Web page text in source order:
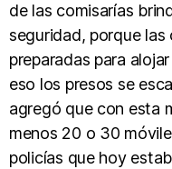
de las comisarías
seguridad, porque las
preparadas para
eso los presos se
agregó que con esta
menos 20 o 30
policías que hoy